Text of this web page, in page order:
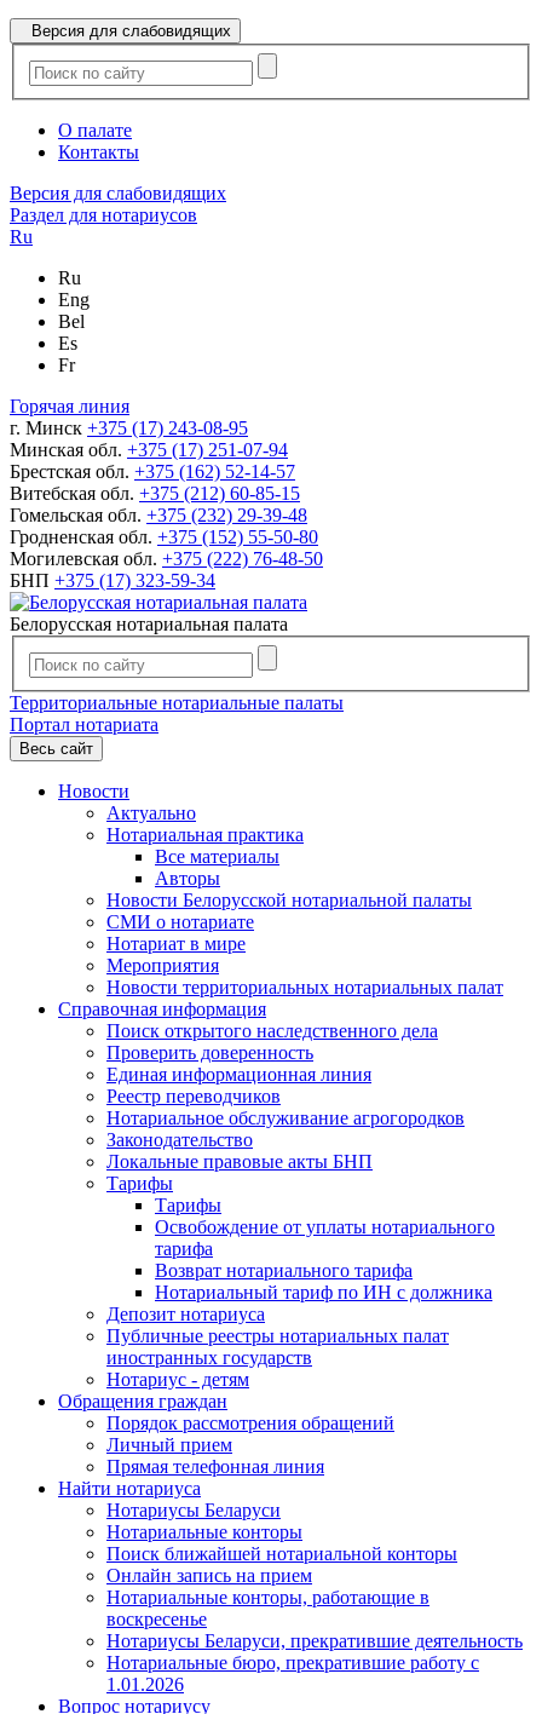
Версия для слабовидящих
О палате
Контакты
Версия для слабовидящих
Раздел для нотариусов
Ru
Ru
Eng
Bel
Es
Fr
Горячая линия
г. Минск +375 (17) 243-08-95
Минская обл. +375 (17) 251-07-94
Брестская обл. +375 (162) 52-14-57
Витебская обл. +375 (212) 60-85-15
Гомельская обл. +375 (232) 29-39-48
Гродненская обл. +375 (152) 55-50-80
Могилевская обл. +375 (222) 76-48-50
БНП +375 (17) 323-59-34
Белорусская нотариальная палата
Территориальные нотариальные палаты
Портал нотариата
Весь сайт
Новости
Актуально
Нотариальная практика
Все материалы
Авторы
Новости Белорусской нотариальной палаты
СМИ о нотариате
Нотариат в мире
Мероприятия
Новости территориальных нотариальных палат
Справочная информация
Поиск открытого наследственного дела
Проверить доверенность
Единая информационная линия
Реестр переводчиков
Нотариальное обслуживание агрогородков
Законодательство
Локальные правовые акты БНП
Тарифы
Тарифы
Освобождение от уплаты нотариального
тарифа
Возврат нотариального тарифа
Нотариальный тариф по ИН с должника
Депозит нотариуса
Публичные реестры нотариальных палат
иностранных государств
Нотариус - детям
Обращения граждан
Порядок рассмотрения обращений
Личный прием
Прямая телефонная линия
Найти нотариуса
Нотариусы Беларуси
Нотариальные конторы
Поиск ближайшей нотариальной конторы
Онлайн запись на прием
Нотариальные конторы, работающие в
воскресенье
Нотариусы Беларуси, прекратившие деятельность
Нотариальные бюро, прекратившие работу с
1.01.2026
Вопрос нотариусу